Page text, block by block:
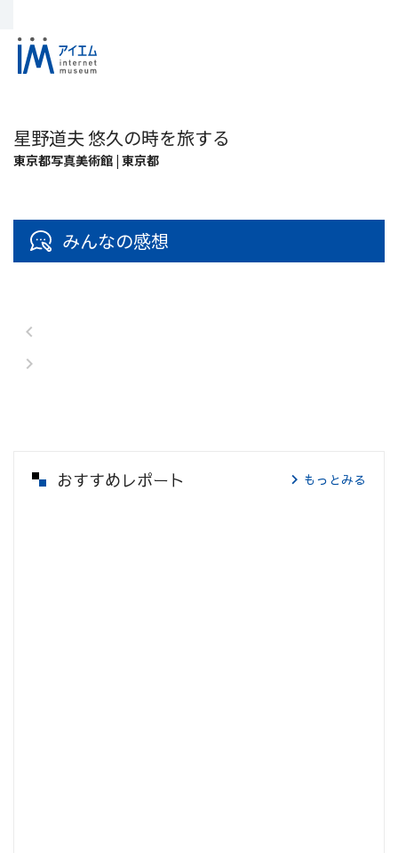
星野道夫 悠久の時を旅する
東京都写真美術館 | 東京都
みんなの感想
おすすめレポート もっとみる